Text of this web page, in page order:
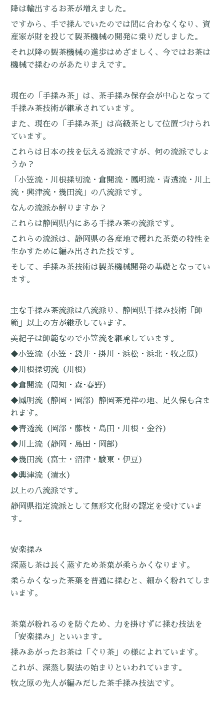
降は輸出するお茶が増えました。
ですから、手で揉んでいたのでは間に合わなくなり、資
産家が財を投じて製茶機械の開発に乗りだしました。
それ以降の製茶機械の進歩はめざましく、今ではお茶は
機械で揉むのがあたりまえです。
現在の「手揉み茶」は、茶手揉み保存会が中心となって
手揉み茶技術が継承されています。
また、現在の「手揉み茶」は高級茶として位置づけられ
ています。
これらは日本の技を伝える流派ですが、何の流派でしょ
うか？
「小笠流・川根揉切流・倉開流・鳳明流・青透流・川上
流・興津流・幾田流」の八流派です。
なんの流派か解りますか？
これらは静岡県内にある手揉み茶の流派です。
これらの流派は、静岡県の各産地で穫れた茶葉の特性を
生かすために編み出された技です。
そして、手揉み茶技術は製茶機械開発の基礎となってい
ます。
主な手揉み茶流派は八流派り、静岡県手揉み技術「師
範」以上の方が継承しています。
美紀子は師範なので小笠流を継承しています。
◆小笠流（小笠・袋井・掛川・浜松・浜北・牧之原）
◆川根揉切流（川根）
◆倉開流（周知・森･春野）
◆鳳明流（静岡・岡部） 静岡茶発祥の地、足久保も含ま
れます。
◆青透流（岡部・藤枝・島田・川根・金谷）
◆川上流（静岡・島田・岡部）
◆幾田流（富士・沼津・駿東・伊豆）
◆興津流（清水）
以上の八流派です。
静岡県指定流派として無形文化財の認定を受けていま
す。
安楽揉み
深蒸し茶は長く蒸すため茶葉が柔らかくなります。
柔らかくなった茶葉を普通に揉むと、細かく粉れてしま
います。
茶葉が粉れるのを防ぐため、力を掛けずに揉む技法を
「安楽揉み」といいます。
揉みあがったお茶は「ぐり茶」の様によれています。
これが、深蒸し製法の始まりといわれています。
牧之原の先人が編みだした茶手揉み技法です。